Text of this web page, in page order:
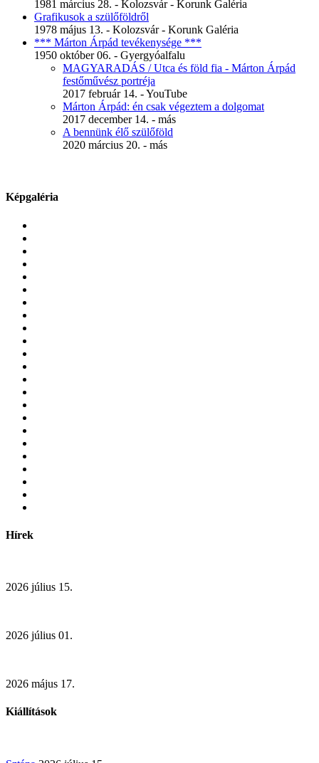
1981 március 28. - Kolozsvár - Korunk Galéria
Grafikusok a szülőföldről
1978 május 13. - Kolozsvár - Korunk Galéria
*** Márton Árpád tevékenysége ***
1950 október 06. - Gyergyóalfalu
MAGYARADÁS / Utca és föld fia - Márton Árpád
festőművész portréja
2017 február 14. - YouTube
Márton Árpád: én csak végeztem a dolgomat
2017 december 14. - más
A bennünk élő szülőföld
2020 március 20. - más
Képgaléria
Hírek
2026 július 15.
2026 július 01.
2026 május 17.
Kiállítások